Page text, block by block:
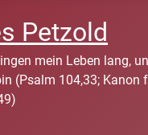
mein Leben lang,
(Psalm 104,33; Kanon